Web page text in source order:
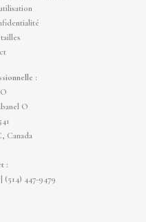
:
O
Canada
:
| (514) 447-9479